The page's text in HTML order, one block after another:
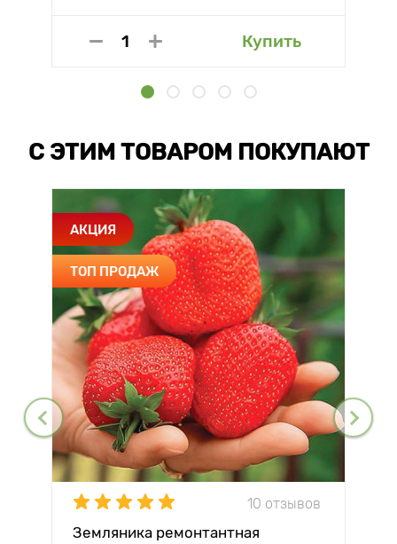
Купить
С ЭТИМ ТОВАРОМ ПОКУПАЮТ
АКЦИЯ
ТОП ПРОДАЖ
10 отзывов
Земляника ремонтантная